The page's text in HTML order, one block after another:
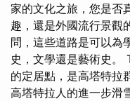
家的文化之旅，您是否
趣，還是外國流行景觀
問，這些道路是可以為
史，文學還是藝術史。
的定居點，是高塔特拉
高塔特拉人的進一步滑